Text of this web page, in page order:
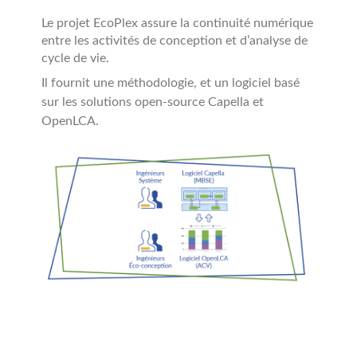
Le projet EcoPlex assure la continuité numérique
entre les activités de conception et d’analyse de
cycle de vie.
Il fournit une méthodologie, et un logiciel basé
sur les solutions open-source Capella et
OpenLCA.